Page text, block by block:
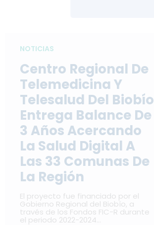
NOTICIAS
Centro Regional De
Telemedicina Y
Telesalud Del Biobío
Entrega Balance De
3 Años Acercando
La Salud Digital A
Las 33 Comunas De
La Región
El proyecto fue financiado por el
Gobierno Regional del Biobío, a
través de los Fondos FIC-R durante
el periodo 2022-2024…